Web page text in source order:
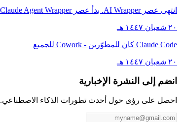
انتهى عصر AI Wrapper. بدأ عصر Claude Agent Wrapper.
٢٠ شعبان ١٤٤٧ هـ
Claude Code كان للمطوّرين - Cowork للجميع
٢٠ شعبان ١٤٤٧ هـ
انضم إلى النشرة الإخبارية
احصل على رؤى حول أحدث تطورات الذكاء الاصطناعي.